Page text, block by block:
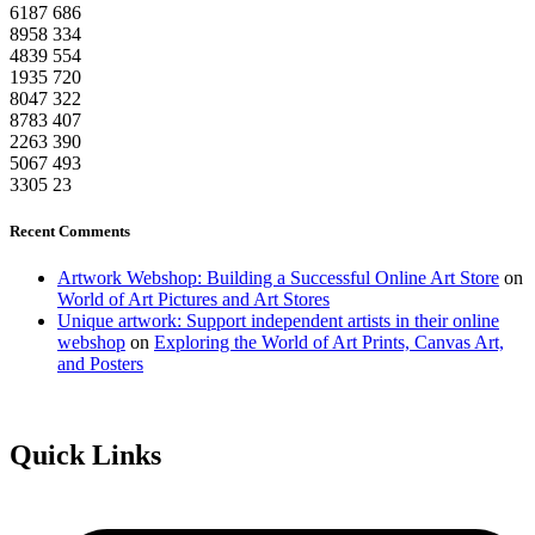
6187 686
8958 334
4839 554
1935 720
8047 322
8783 407
2263 390
5067 493
3305 23
Recent Comments
Artwork Webshop: Building a Successful Online Art Store on
World of Art Pictures and Art Stores
Unique artwork: Support independent artists in their online
webshop on Exploring the World of Art Prints, Canvas Art,
and Posters
Quick Links